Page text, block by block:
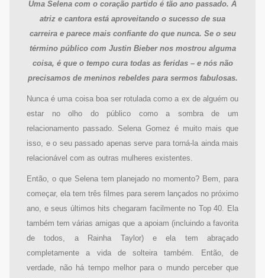
Uma Selena com o coração partido é tão ano passado. A
atriz e cantora está aproveitando o sucesso de sua
carreira e parece mais confiante do que nunca. Se o seu
término público com Justin Bieber nos mostrou alguma
coisa, é que o tempo cura todas as feridas – e nós não
precisamos de meninos rebeldes para sermos fabulosas.
Nunca é uma coisa boa ser rotulada como a ex de alguém ou
estar no olho do público como a sombra de um
relacionamento passado. Selena Gomez é muito mais que
isso, e o seu passado apenas serve para torná-la ainda mais
relacionável com as outras mulheres existentes.
Então, o que Selena tem planejado no momento? Bem, para
começar, ela tem três filmes para serem lançados no próximo
ano, e seus últimos hits chegaram facilmente no Top 40. Ela
também tem várias amigas que a apoiam (incluindo a favorita
de todos, a Rainha Taylor) e ela tem abraçado
completamente a vida de solteira também. Então, de
verdade, não há tempo melhor para o mundo perceber que